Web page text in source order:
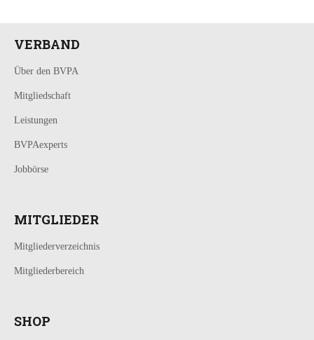
VERBAND
Über den BVPA
Mitgliedschaft
Leistungen
BVPAexperts
Jobbörse
MITGLIEDER
Mitgliederverzeichnis
Mitgliederbereich
SHOP